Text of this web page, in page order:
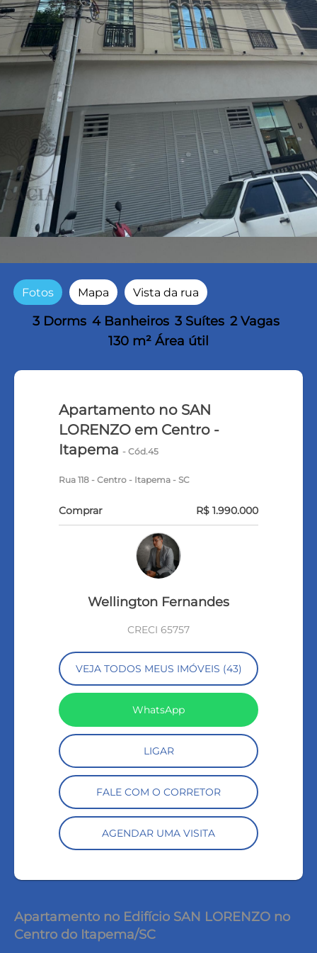
Fotos Mapa Vista da rua
3 Dorms 4 Banheiros 3 Suítes 2 Vagas
130 m² Área útil
Apartamento no SAN
LORENZO em Centro -
Itapema- Cód.45
Rua 118 - Centro - Itapema - SC
Comprar R$ 1.990.000
Wellington Fernandes
CRECI 65757
VEJA TODOS MEUS IMÓVEIS (43)
WhatsApp
LIGAR
FALE COM O CORRETOR
AGENDAR UMA VISITA
Apartamento no Edifício SAN LORENZO no
Centro do Itapema/SC